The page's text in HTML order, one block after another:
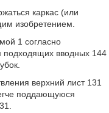
каркас (или
изобретением.
1 согласно
подходящих вводных 144
верхний лист 131
поддающуюся